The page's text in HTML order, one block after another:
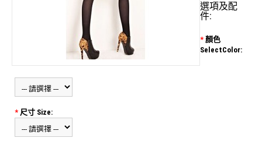
選項及配
件:
* 顏色
SelectColor:
* 尺寸 Size: